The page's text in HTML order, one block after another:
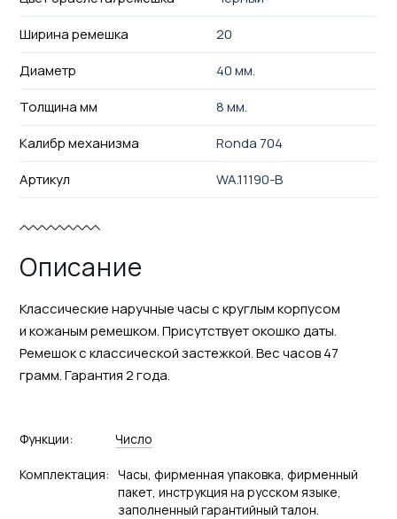
Ширина ремешка
20
Диаметр
40 мм.
Толщина мм
8 мм.
Калибр механизма
Ronda 704
Артикул
WA.11190-B
Описание
Классические наручные часы с круглым корпусом
и кожаным ремешком. Присутствует окошко даты.
Ремешок с классической застежкой. Вес часов 47
грамм. Гарантия 2 года.
Функции: Число
Комплектация: Часы, фирменная упаковка, фирменный
пакет, инструкция на русском языке,
заполненный гарантийный талон.